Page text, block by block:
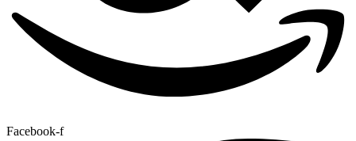
Facebook-f